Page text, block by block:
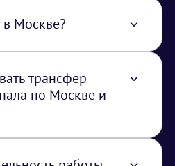
в Москве?
логистика
трансфер
по Москве и
выпадает на часы,
необходимо